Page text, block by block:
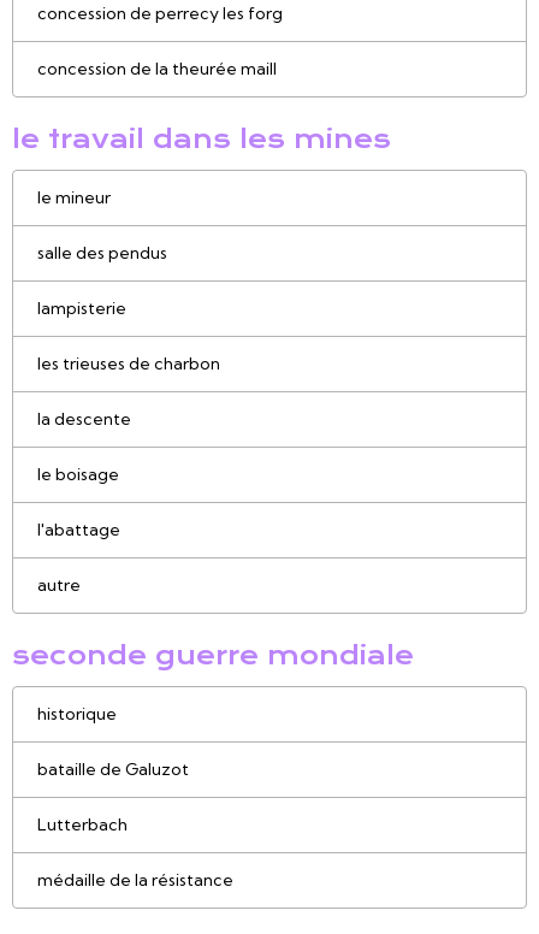
concession de perrecy les forg
concession de la theurée maill
le travail dans les mines
le mineur
salle des pendus
lampisterie
les trieuses de charbon
la descente
le boisage
l'abattage
autre
seconde guerre mondiale
historique
bataille de Galuzot
Lutterbach
médaille de la résistance